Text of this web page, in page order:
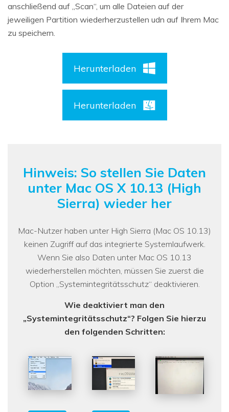
anschließend auf „Scan“, um alle Dateien auf der
jeweiligen Partition wiederherzustellen udn auf Ihrem Mac
zu speichern.
Herunterladen
Herunterladen
Hinweis: So stellen Sie Daten
unter Mac OS X 10.13 (High
Sierra) wieder her
Mac-Nutzer haben unter High Sierra (Mac OS 10.13)
keinen Zugriff auf das integrierte Systemlaufwerk.
Wenn Sie also Daten unter Mac OS 10.13
wiederherstellen möchten, müssen Sie zuerst die
Option „Systemintegritätsschutz“ deaktivieren.
Wie deaktiviert man den
„Systemintegritätsschutz“? Folgen Sie hierzu
den folgenden Schritten: